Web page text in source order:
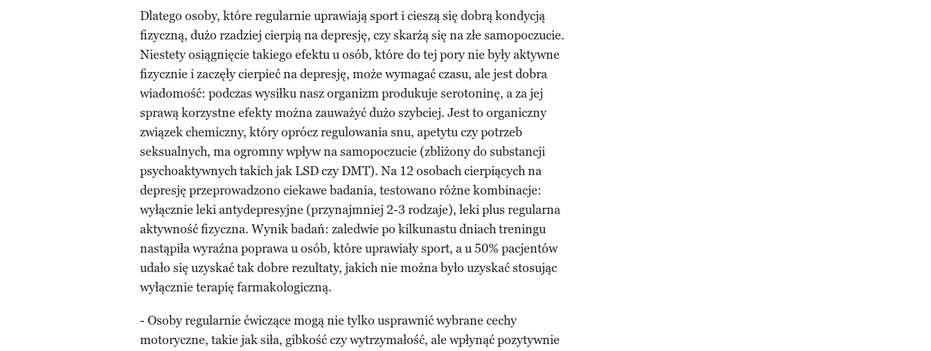
Dlatego osoby, które regularnie uprawiają sport i cieszą się dobrą kondycją
fizyczną, dużo rzadziej cierpią na depresję, czy skarżą się na złe samopoczucie.
Niestety osiągnięcie takiego efektu u osób, które do tej pory nie były aktywne
fizycznie i zaczęły cierpieć na depresję, może wymagać czasu, ale jest dobra
wiadomość: podczas wysiłku nasz organizm produkuje serotoninę, a za jej
sprawą korzystne efekty można zauważyć dużo szybciej. Jest to organiczny
związek chemiczny, który oprócz regulowania snu, apetytu czy potrzeb
seksualnych, ma ogromny wpływ na samopoczucie (zbliżony do substancji
psychoaktywnych takich jak LSD czy DMT). Na 12 osobach cierpiących na
depresję przeprowadzono ciekawe badania, testowano różne kombinacje:
wyłącznie leki antydepresyjne (przynajmniej 2-3 rodzaje), leki plus regularna
aktywność fizyczna. Wynik badań: zaledwie po kilkunastu dniach treningu
nastąpiła wyraźna poprawa u osób, które uprawiały sport, a u 50% pacjentów
udało się uzyskać tak dobre rezultaty, jakich nie można było uzyskać stosując
wyłącznie terapię farmakologiczną.
- Osoby regularnie ćwiczące mogą nie tylko usprawnić wybrane cechy
motoryczne, takie jak siła, gibkość czy wytrzymałość, ale wpłynąć pozytywnie